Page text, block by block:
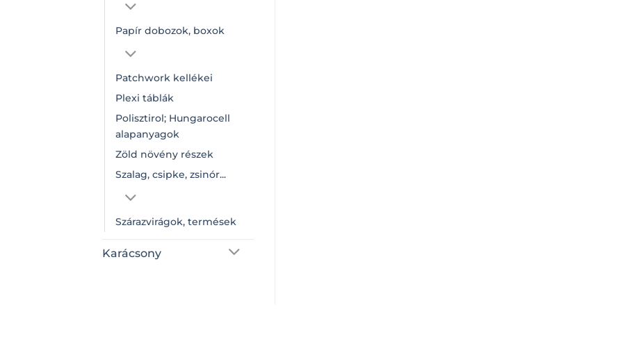
Papír dobozok, boxok
Patchwork kellékei
Plexi táblák
Polisztirol; Hungarocell
alapanyagok
Zöld növény részek
Szalag, csipke, zsinór...
Szárazvirágok, termések
Karácsony